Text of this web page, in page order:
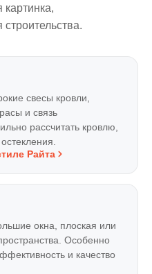
картинка,
свесы кровли,
и связь
рассчитать кровлю,
Райта
окна, плоская или
Особенно
и качество